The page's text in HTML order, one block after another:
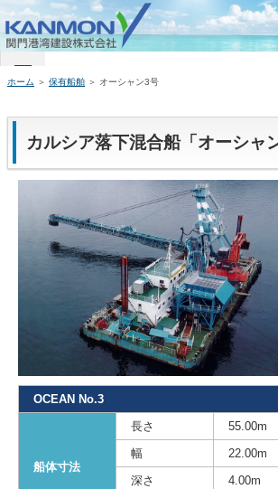
ホーム
会社案内
技術開発
保有船舶
工事実績
協力会社様
ホーム ＞ 保有船舶 ＞ オーシャン3号
カルシア落下混合船「オーシャ
OCEAN No.3
船体寸法
長さ
55.00m
幅
22.00m
深さ
4.00m